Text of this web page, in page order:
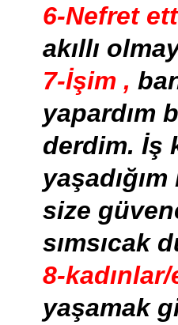
6-Nefret
akıllı
7-İşim ,
yapardım
derdim. İş
size
sımsıcak
8-
yaşamak